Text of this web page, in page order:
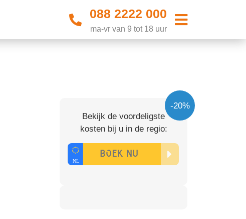
088 2222 000
ma-vr van 9 tot 18 uur
-20%
Bekijk de voordeligste
kosten bij u in de regio: